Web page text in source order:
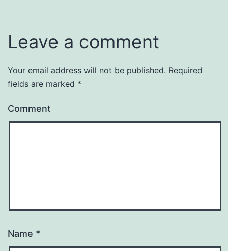
Leave a comment
Your email address will not be published. Required
fields are marked *
Comment
Name *